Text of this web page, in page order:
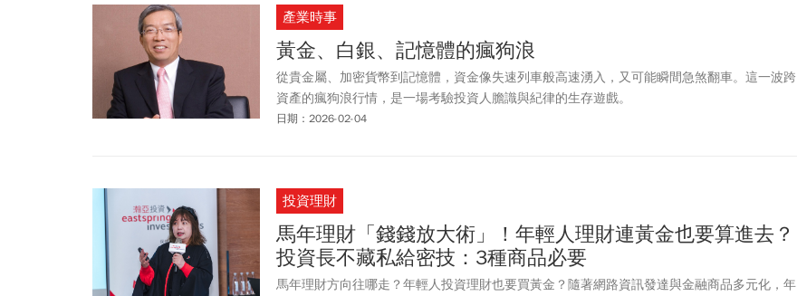
產業時事
黃金、白銀、記憶體的瘋狗浪
從貴金屬、加密貨幣到記憶體，資金像失速列車般高速湧入，又可能瞬間急煞翻車。這一波跨
資產的瘋狗浪行情，是一場考驗投資人膽識與紀律的生存遊戲。
日期：2026-02-04
投資理財
馬年理財「錢錢放大術」！年輕人理財連黃金也要算進去？
投資長不藏私給密技：3種商品必要
馬年理財方向往哪走？年輕人投資理財也要買黃金？隨著網路資訊發達與金融商品多元化，年